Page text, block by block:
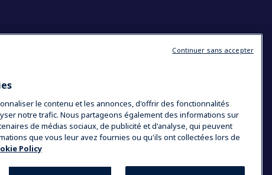
le contenu et les annonces, d'offrir des fonctionnalités
notre trafic. Nous partageons également des informations sur
de médias sociaux, de publicité et d'analyse, qui peuvent
que vous leur avez fournies ou qu'ils ont collectées lors de
Policy
Continuer sans accepter